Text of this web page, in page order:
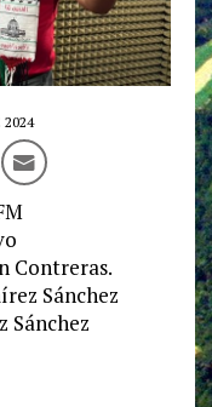
2024
Contreras.
Sánchez
Sánchez